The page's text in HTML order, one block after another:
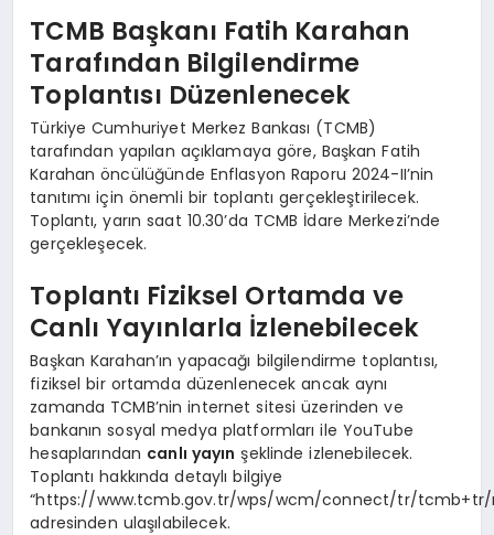
TCMB Başkanı Fatih Karahan
Tarafından Bilgilendirme
Toplantısı Düzenlenecek
Türkiye Cumhuriyet Merkez Bankası (TCMB)
tarafından yapılan açıklamaya göre, Başkan Fatih
Karahan öncülüğünde Enflasyon Raporu 2024-II’nin
tanıtımı için önemli bir toplantı gerçekleştirilecek.
Toplantı, yarın saat 10.30’da TCMB İdare Merkezi’nde
gerçekleşecek.
Toplantı Fiziksel Ortamda ve
Canlı Yayınlarla İzlenebilecek
Başkan Karahan’ın yapacağı bilgilendirme toplantısı,
fiziksel bir ortamda düzenlenecek ancak aynı
zamanda TCMB’nin internet sitesi üzerinden ve
bankanın sosyal medya platformları ile YouTube
hesaplarından canlı yayın şeklinde izlenebilecek.
Toplantı hakkında detaylı bilgiye
“https://www.tcmb.gov.tr/wps/wcm/connect/tr/tcmb+tr/
adresinden ulaşılabilecek.